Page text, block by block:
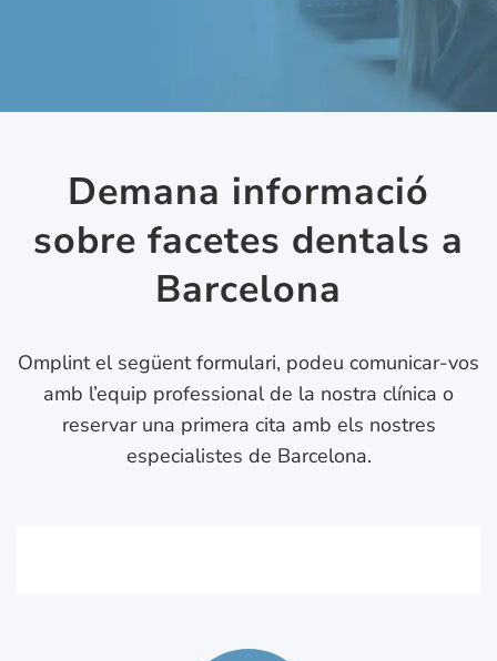
Demana informació
sobre facetes dentals a
Barcelona
Omplint el següent formulari, podeu comunicar-vos
amb l’equip professional de la nostra clínica o
reservar una primera cita amb els nostres
especialistes de Barcelona.